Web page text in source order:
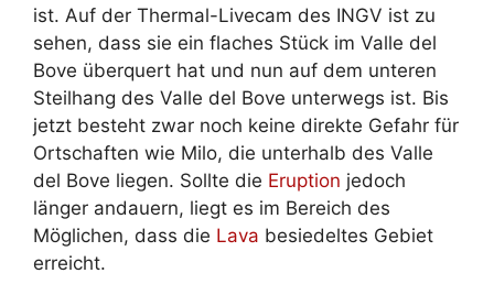
ist. Auf der Thermal-Livecam des INGV ist zu
sehen, dass sie ein flaches Stück im Valle del
Bove überquert hat und nun auf dem unteren
Steilhang des Valle del Bove unterwegs ist. Bis
jetzt besteht zwar noch keine direkte Gefahr für
Ortschaften wie Milo, die unterhalb des Valle
del Bove liegen. Sollte die Eruption jedoch
länger andauern, liegt es im Bereich des
Möglichen, dass die Lava besiedeltes Gebiet
erreicht.